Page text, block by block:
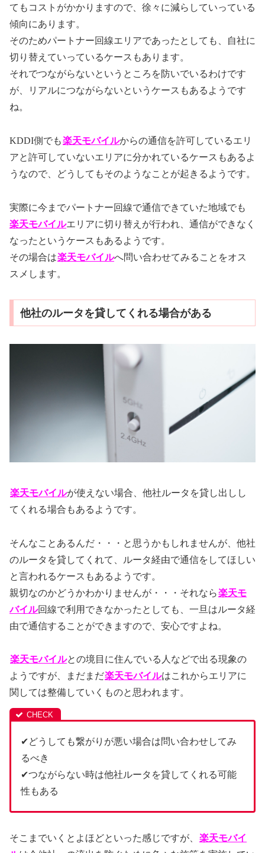
てもコストがかかりますので、徐々に減らしていっている
傾向にあります。
そのためパートナー回線エリアであったとしても、自社に
切り替えていっているケースもあります。
それでつながらないというところを防いでいるわけです
が、リアルにつながらないというケースもあるようです
ね。
KDDI側でも楽天モバイルからの通信を許可しているエリ
アと許可していないエリアに分かれているケースもあるよ
うなので、どうしてもそのようなことが起きるようです。
実際に今までパートナー回線で通信できていた地域でも
楽天モバイルエリアに切り替えが行われ、通信ができなく
なったというケースもあるようです。
その場合は楽天モバイルへ問い合わせてみることをオス
スメします。
他社のルータを貸してくれる場合がある
楽天モバイルが使えない場合、他社ルータを貸し出しし
てくれる場合もあるようです。
そんなことあるんだ・・・と思うかもしれませんが、他社
のルータを貸してくれて、ルータ経由で通信をしてほしい
と言われるケースもあるようです。
親切なのかどうかわかりませんが・・・それなら楽天モ
バイル回線で利用できなかったとしても、一旦はルータ経
由で通信することができますので、安心ですよね。
楽天モバイルとの境目に住んでいる人などで出る現象の
ようですが、まだまだ楽天モバイルはこれからエリアに
関しては整備していくものと思われます。
✔どうしても繋がりが悪い場合は問い合わせしてみ
るべき
✔つながらない時は他社ルータを貸してくれる可能
性もある
そこまでいくとよほどといった感じですが、 楽天モバイ